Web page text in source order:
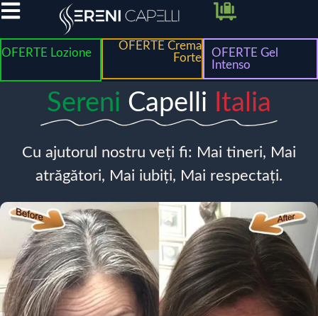
OFERTE Lozione
OFERTE Crema
Forte
OFERTE Gel
Intenso
Sereni Capelli Italia
Cu ajutorul nostru veți fi: Mai tineri, Mai
atrăgători, Mai iubiți, Mai respectați.